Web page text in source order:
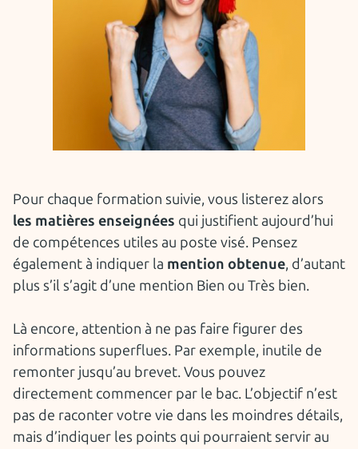
Pour chaque formation suivie, vous listerez alors
les matières enseignées qui justifient aujourd’hui
de compétences utiles au poste visé. Pensez
également à indiquer la mention obtenue, d’autant
plus s’il s’agit d’une mention Bien ou Très bien.
Là encore, attention à ne pas faire figurer des
informations superflues. Par exemple, inutile de
remonter jusqu’au brevet. Vous pouvez
directement commencer par le bac. L’objectif n’est
pas de raconter votre vie dans les moindres détails,
mais d’indiquer les points qui pourraient servir au